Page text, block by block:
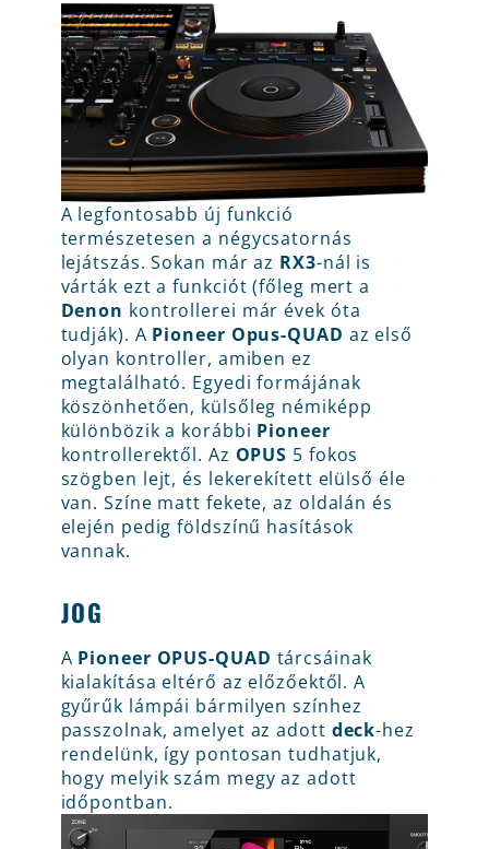
A legfontosabb új funkció
természetesen a négycsatornás
lejátszás. Sokan már az RX3-nál is
várták ezt a funkciót (főleg mert a
Denon kontrollerei már évek óta
tudják). A Pioneer Opus-QUAD az első
olyan kontroller, amiben ez
megtalálható. Egyedi formájának
köszönhetően, külsőleg némiképp
különbözik a korábbi Pioneer
kontrollerektől. Az OPUS 5 fokos
szögben lejt, és lekerekített elülső éle
van. Színe matt fekete, az oldalán és
elején pedig földszínű hasítások
vannak.
JOG
A Pioneer OPUS-QUAD tárcsáinak
kialakítása eltérő az előzőektől. A
gyűrűk lámpái bármilyen színhez
passzolnak, amelyet az adott deck-hez
rendelünk, így pontosan tudhatjuk,
hogy melyik szám megy az adott
időpontban.